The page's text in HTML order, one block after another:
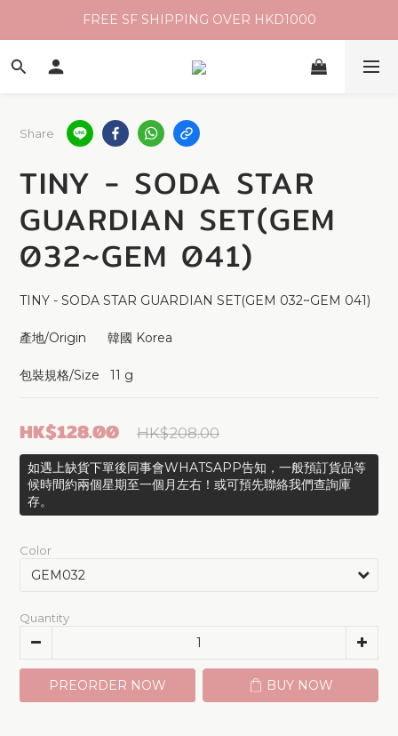
FREE SF SHIPPING OVER HKD1000
Share
TINY - SODA STAR
GUARDIAN SET(GEM
032~GEM 041)
TINY - SODA STAR GUARDIAN SET(GEM 032~GEM 041)
產地/Origin      韓國 Korea
包裝規格/Size   11 g
HK$208.00
HK$128.00
如遇上缺貨下單後同事會WHATSAPP告知，一般預訂貨品等
候時間約兩個星期至一個月左右！或可預先聯絡我們查詢庫
存。
Color
Quantity
PREORDER NOW BUY NOW